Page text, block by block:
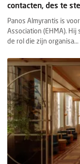
contacten, des te
Panos Almyrantis is
Association (EHMA).
de rol die zijn organisa...